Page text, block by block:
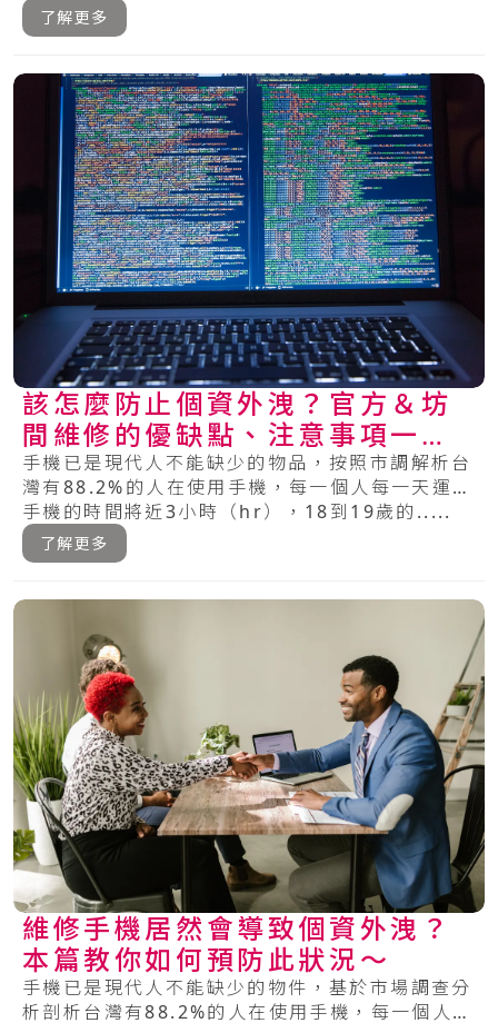
了解更多
該怎麼防止個資外洩？官方＆坊
間維修的優缺點、注意事項一次
看懂！
手機已是現代人不能缺少的物品，按照市調解析台
灣有88.2%的人在使用手機，每一個人每一天運用
手機的時間將近3小時（hr），18到19歲的.....
了解更多
維修手機居然會導致個資外洩？
本篇教你如何預防此狀況～
手機已是現代人不能缺少的物件，基於市場調查分
析剖析台灣有88.2%的人在使用手機，每一個人每